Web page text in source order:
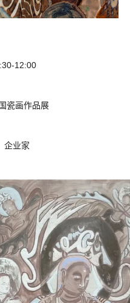
12:00
瓷画作品展
企业家